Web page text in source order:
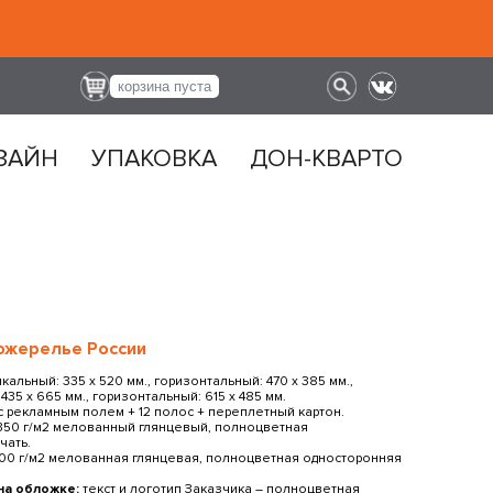
корзина пуста
УПАКОВКА ДОН-КВАРТО
России
335 х 520 мм., горизонтальный: 470 х 385 мм.,
х 665 мм., горизонтальный: 615 x 485 мм.
полем + 12 полос + переплетный картон.
г/м2 мелованный глянцевый, полноцветная
г/м2 мелованная глянцевая, полноцветная односторонняя
обложке:текст и логотип Заказчика ― полноцветная